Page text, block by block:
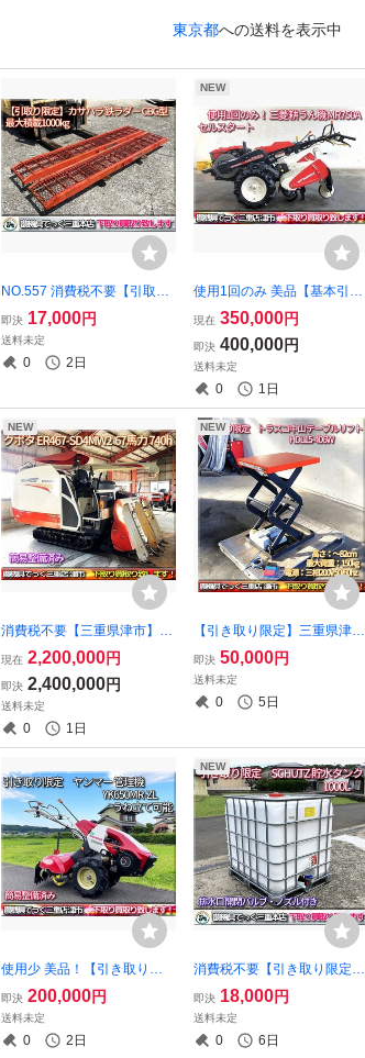
東京都への送料を表示中
NO.557 消費税不要【引取り
限定】三重県津市 カサハラ
鉄製 ブリッジ ラダー CBG型
240cm 幅36cm 最大積載100
0kg 2400mm 2.4m 1トン 1ト
即決 17,000円
送料未定
0 2日
NEW
使用1回のみ 美品【基本引取
り限定】三重県津市 簡易整
備済み 三菱 耕うん機 MR750
A セルスタート 7.2馬力 ヤン
マー YA80 同型？ 耕運機
現在 350,000円
即決 400,000円
送料未定
0 1日
NEW
消費税不要【三重県津市】簡
易整備済み クボタ コンバイ
ン ER467 SD4MW2 4条刈り
67馬力 4PC
現在 2,200,000円
即決 2,400,000円
送料未定
0 1日
NEW
【引き取り限定】三重県津市
白山 トラスコ中山 テーブ
ルリフト HDL15-406W 電源
三相200V 最大荷重150kg
即決 50,000円
送料未定
0 5日
使用少 美品！【引き取り限
定】三重県津市 ヤンマー 管
理機 YK650MR-ZL うね立て
マット 耕うん幅550mm iスタ
ート 6.3馬力
即決 200,000円
送料未定
0 2日
NEW
消費税不要【引き取り限定】
三重県津市 SCHUTZ 1000L
タンク 排水開閉バルブ ノズ
ル付き 貯水タンク ローリー
タンク
即決 18,000円
送料未定
0 6日